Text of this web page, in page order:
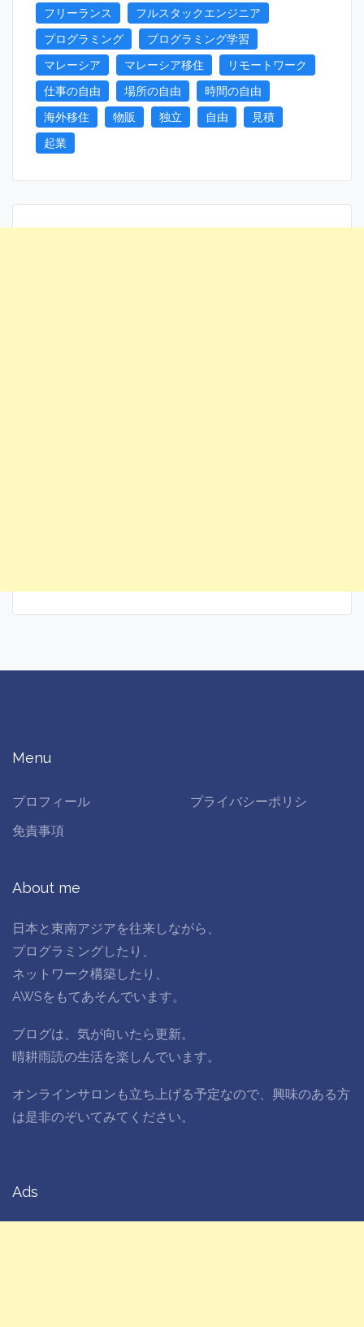
フリーランス
フルスタックエンジニア
プログラミング
プログラミング学習
マレーシア
マレーシア移住
リモートワーク
仕事の自由
場所の自由
時間の自由
海外移住
物販 独立 自由
見積
起業
Menu
プロフィール
プライバシーポリシ
免責事項
About me
日本と東南アジアを往来しながら、
プログラミングしたり、
ネットワーク構築したり、
AWSをもてあそんでいます。
ブログは、気が向いたら更新。
晴耕雨読の生活を楽しんでいます。
オンラインサロンも立ち上げる予定なので、興味のある方
は是非のぞいてみてください。
Ads